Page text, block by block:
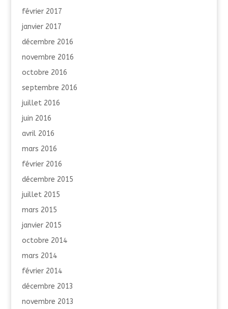
février 2017
janvier 2017
décembre 2016
novembre 2016
octobre 2016
septembre 2016
juillet 2016
juin 2016
avril 2016
mars 2016
février 2016
décembre 2015
juillet 2015
mars 2015
janvier 2015
octobre 2014
mars 2014
février 2014
décembre 2013
novembre 2013